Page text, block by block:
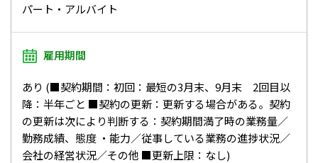
パート・アルバイト
雇用期間
あり (■契約期間：初回：最短の3月末、9月末 2回目以
降：半年ごと ■契約の更新：更新する場合がある。契約
の更新は次により判断する：契約期間満了時の業務量／
勤務成績、態度 ・能力／従事している業務の進捗状況／
会社の経営状況／その他 ■更新上限：なし)